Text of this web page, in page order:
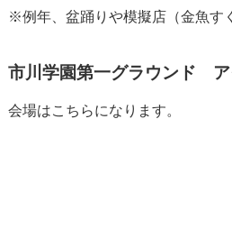
※例年、盆踊りや模擬店（金魚す
市川学園第一グラウンド ア
会場はこちらになります。